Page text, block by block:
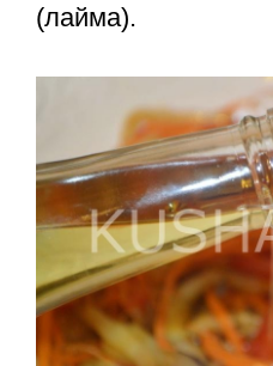
(лайма).